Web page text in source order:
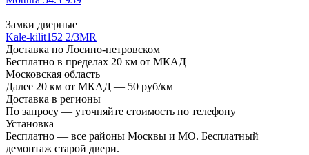
Замки дверные
Kale-kilit152 2/3MR
Доставка по Лосино-петровском
Бесплатно в пределах 20 км от МКАД
Московская область
Далее 20 км от МКАД — 50 руб/км
Доставка в регионы
По запросу — уточняйте стоимость по телефону
Установка
Бесплатно — все районы Москвы и МО. Бесплатный
демонтаж старой двери.